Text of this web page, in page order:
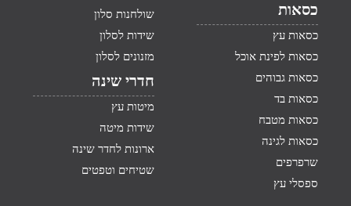
כסאות
כסאות עץ
כסאות לפינת אוכל
כסאות גבוהים
כסאות בד
כסאות מטבח
כסאות לגינה
שרפרפים
ספסלי עץ
שולחנות סלון
שידות לסלון
מזנונים לסלון
חדרי שינה
מיטות עץ
שידות מיטה
ארונות לחדר שינה
שטיחים וטפטים